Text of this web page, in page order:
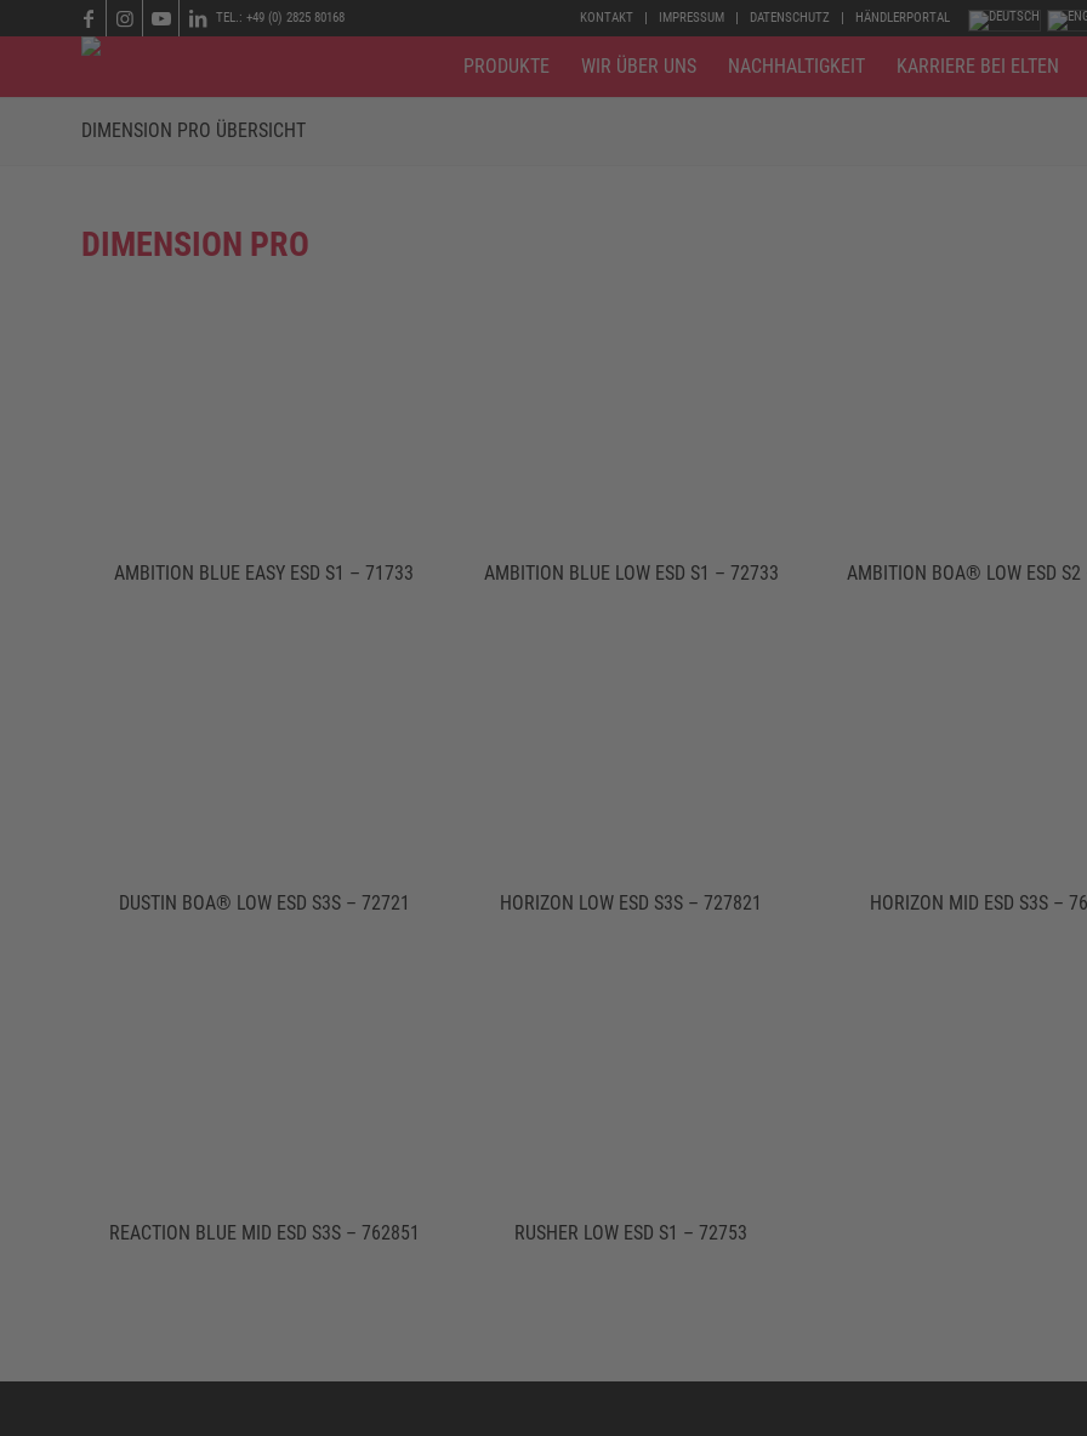
KONTAKT IMPRESSUM DATENSCHUTZ HÄNDLERPORTAL
TEL.: +49 (0) 2825 80168
PRODUKTE WIR ÜBER UNS NACHHALTIGKEIT KARRIERE BEI ELTEN
DIMENSION PRO ÜBERSICHT
DIMENSION PRO
AMBITION BLUE EASY ESD S1 – 71733 AMBITION BLUE LOW ESD S1 – 72733 AMBITION BOA® LOW ESD
DUSTIN BOA® LOW ESD S3S – 72721 HORIZON LOW ESD S3S – 727821 HORIZON MID ESD S3S –
REACTION BLUE MID ESD S3S – 762851 RUSHER LOW ESD S1 – 72753